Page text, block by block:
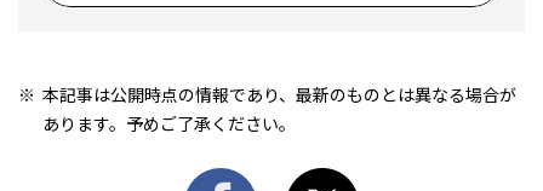
本記事は公開時点の情報であり、最新のものとは異なる場合が
あります。予めご了承ください。